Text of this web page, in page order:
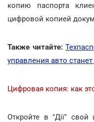
копию паспорта
цифровой копией
Также читайте:
управления авто
Цифровая копия: как
Откройте в "Дії"